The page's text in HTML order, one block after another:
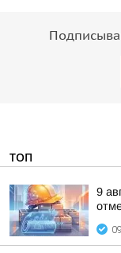
ТОП
9